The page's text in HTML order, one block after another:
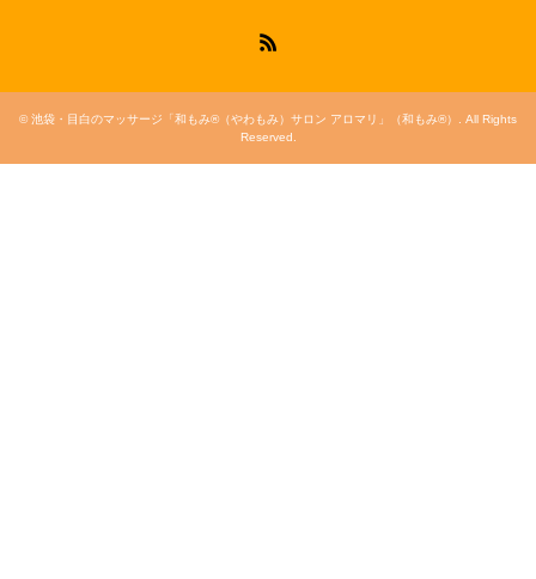
©池袋・目白のマッサージ「和もみ®（やわもみ）サロン アロマリ」（和もみ®）
. All Rights
Reserved.